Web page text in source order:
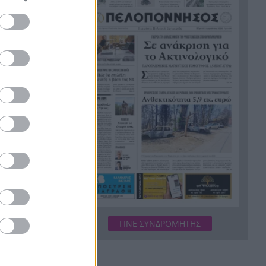
12:31 Στον ανακριτή οι δύο
κατηγορούμενοι για τη
δολοφονία του ψυχολόγου στο
Ναύπλιο
12:29 Ηλ. Μελέτης: «Πολλοί γονείς
παρασυρόμαστε από την
εξουσία»
Παναχαϊκή: Πρόσθεσε
φρεσκάδα και εμπειρία
Τον εγκατέλειψαν μετά από
ηλεκτροπληξία σε απόπειρα
κλοπής καλωδίων – Δύο
συλλήψεις για τον θάνατο του
Γερμανία: Συνέλαβαν Ουκρανό
ΓΙΝΕ ΣΥΝΔΡΟΜΗΤΗΣ